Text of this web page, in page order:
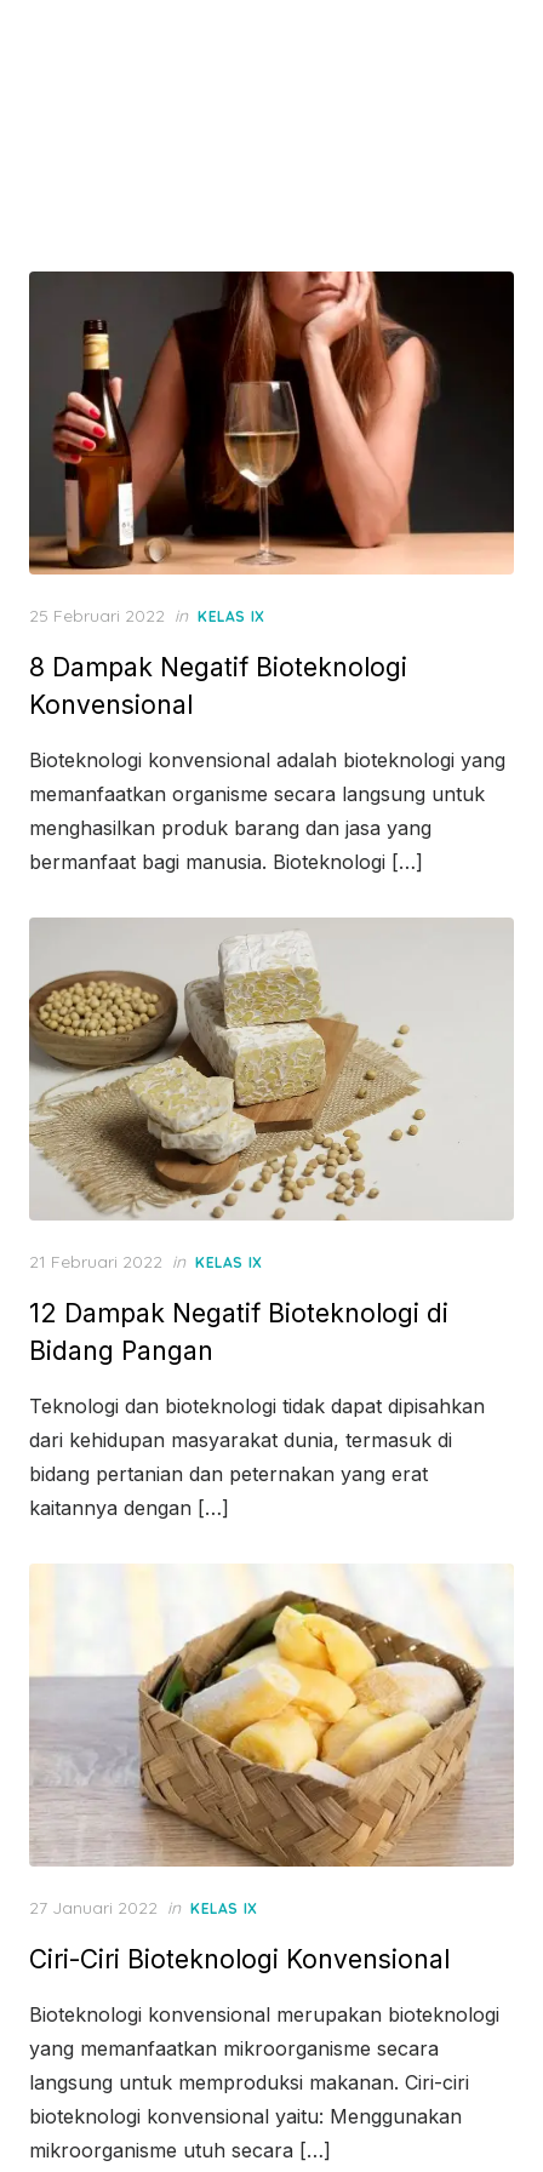
Posted
25 Februari 2022 in KELAS IX
8 Dampak Negatif Bioteknologi
Konvensional
Bioteknologi konvensional adalah bioteknologi yang
memanfaatkan organisme secara langsung untuk
menghasilkan produk barang dan jasa yang
bermanfaat bagi manusia. Bioteknologi […]
Posted
21 Februari 2022 in KELAS IX
12 Dampak Negatif Bioteknologi di
Bidang Pangan
Teknologi dan bioteknologi tidak dapat dipisahkan
dari kehidupan masyarakat dunia, termasuk di
bidang pertanian dan peternakan yang erat
kaitannya dengan […]
Posted
27 Januari 2022 in KELAS IX
Ciri-Ciri Bioteknologi Konvensional
Bioteknologi konvensional merupakan bioteknologi
yang memanfaatkan mikroorganisme secara
langsung untuk memproduksi makanan. Ciri-ciri
bioteknologi konvensional yaitu: Menggunakan
mikroorganisme utuh secara […]